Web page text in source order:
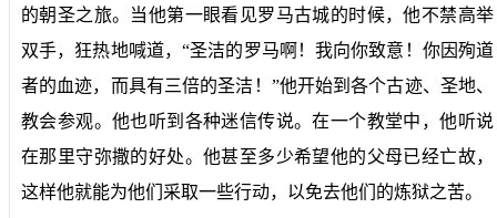
的朝圣之旅。当他第一眼看见罗马古城的时候，他不禁高举
双手，狂热地喊道，“圣洁的罗马啊！我向你致意！你因殉道
者的血迹，而具有三倍的圣洁！”他开始到各个古迹、圣地、
教会参观。他也听到各种迷信传说。在一个教堂中，他听说
在那里守弥撒的好处。他甚至多少希望他的父母已经亡故，
这样他就能为他们采取一些行动，以免去他们的炼狱之苦。